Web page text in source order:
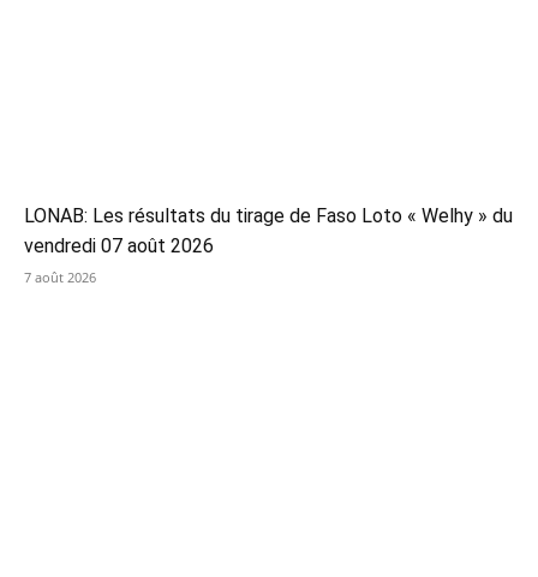
LONAB: Les résultats du tirage de Faso Loto « Welhy » du
vendredi 07 août 2026
7 août 2026